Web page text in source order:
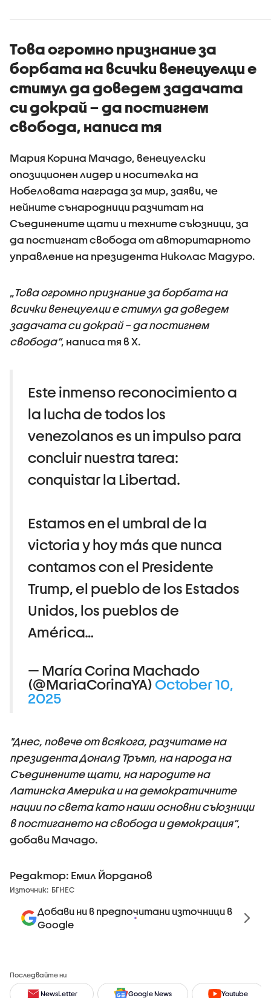
Кардам
Това огромно признание за
борбата на всички венецуелци е
стимул да доведем задачата
си докрай – да постигнем
свобода, написа тя
Мария Корина Мачадо, венецуелски
опозиционен лидер и носителка на
Нобеловата награда за мир, заяви, че
нейните сънародници разчитат на
Съединените щати и техните съюзници, за
да постигнат свобода от авторитарното
управление на президента Николас Мадуро.
„Това огромно признание за борбата на
всички венецуелци е стимул да доведем
задачата си докрай – да постигнем
свобода“, написа тя в X.
Este inmenso reconocimiento a
la lucha de todos los
venezolanos es un impulso para
concluir nuestra tarea:
conquistar la Libertad.
Estamos en el umbral de la
victoria y hoy más que nunca
contamos con el Presidente
Trump, el pueblo de los Estados
Unidos, los pueblos de
América…
— María Corina Machado
(@MariaCorinaYA) October 10,
2025
"Днес, повече от всякога, разчитаме на
президента Доналд Тръмп, на народа на
Съединените щати, на народите на
Латинска Америка и на демократичните
нации по света като наши основни съюзници
в постигането на свобода и демокрация“,
добави Мачадо.
Редактор: Емил Йорданов
Източник: БГНЕС
Добави ни в предпочитани източници в
Google
Последвайте ни
NewsLetter Google News Youtube